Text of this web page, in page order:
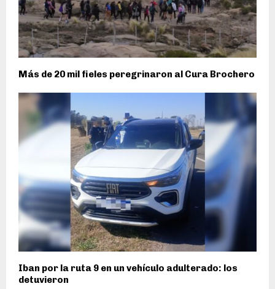
Más de 20 mil fieles peregrinaron al Cura Brochero
Iban por la ruta 9 en un vehículo adulterado: los
detuvieron